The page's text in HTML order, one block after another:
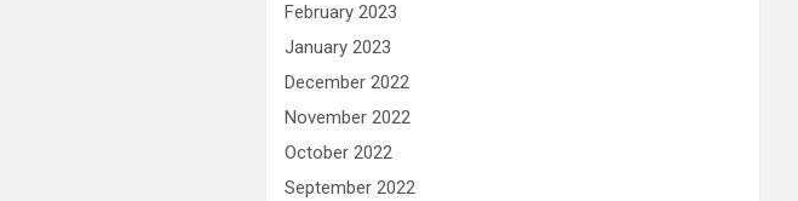
February 2023
January 2023
December 2022
November 2022
October 2022
September 2022